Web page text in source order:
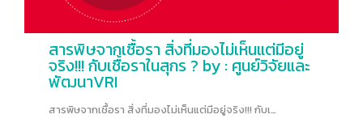
สารพิษจากเชื้อรา สิ่งที่มองไม่เห็นแต่มีอยู่
จริง!!! กับเชื้อราในสุกร ? by : ศูนย์วิจัยและ
พัฒนาVRI
สารพิษจากเชื้อรา สิ่งที่มองไม่เห็นแต่มีอยู่จริง!!! กับเ…